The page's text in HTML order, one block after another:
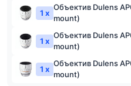
1 x
Объектив Dulens
mount)
1 x
Объектив Dulens
mount)
1 x
Объектив Dulens
mount)